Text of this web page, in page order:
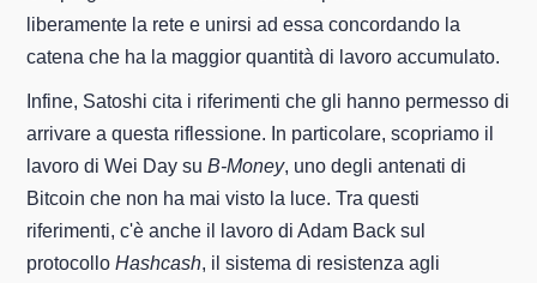
liberamente la rete e unirsi ad essa concordando la
catena che ha la maggior quantità di lavoro accumulato.
Infine, Satoshi cita i riferimenti che gli hanno permesso di
arrivare a questa riflessione. In particolare, scopriamo il
lavoro di Wei Day suB-Money, uno degli antenati di
Bitcoin che non ha mai visto la luce. Tra questi
riferimenti, c'è anche il lavoro di Adam Back sul
protocolloHashcash, il sistema di resistenza agli